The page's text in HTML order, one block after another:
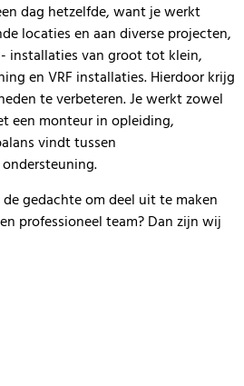
dag hetzelfde, want je werkt
locaties en aan diverse projecten,
installaties van groot tot klein,
en VRF installaties. Hierdoor krijg
te verbeteren. Je werkt zowel
een monteur in opleiding,
vindt tussen
gedachte om deel uit te maken
professioneel team? Dan zijn wij